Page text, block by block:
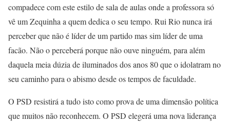
compadece com este estilo de sala de aulas onde a professora só
vê um Zequinha a quem dedica o seu tempo. Rui Rio nunca irá
perceber que não é líder de um partido mas sim líder de uma
facão. Não o perceberá porque não ouve ninguém, para além
daquela meia dúzia de iluminados dos anos 80 que o idolatram no
seu caminho para o abismo desde os tempos de faculdade.
O PSD resistirá a tudo isto como prova de uma dimensão política
que muitos não reconhecem. O PSD elegerá uma nova liderança